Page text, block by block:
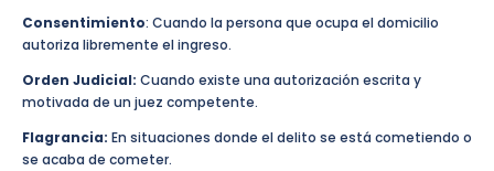
Consentimiento: Cuando la persona que ocupa el domicilio
autoriza libremente el ingreso.
Orden Judicial: Cuando existe una autorización escrita y
motivada de un juez competente.
Flagrancia: En situaciones donde el delito se está cometiendo o
se acaba de cometer.